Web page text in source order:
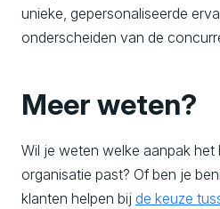
unieke, gepersonaliseerde
onderscheiden van de
Meer weten?
Wil je weten welke aanpak
organisatie past? Of ben je
klanten helpen bij de keuze